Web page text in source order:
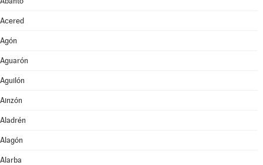
Acered
Agón
Aguarón
Aguilón
Ainzón
Aladrén
Alagón
Alarba